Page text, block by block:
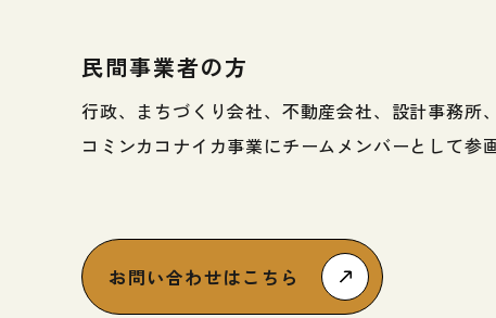
民間事業者の方
行政、まちづくり会社、不動産会社、設計事務所
コミンカコナイカ事業にチームメンバーとして参
お問い合わせはこちら